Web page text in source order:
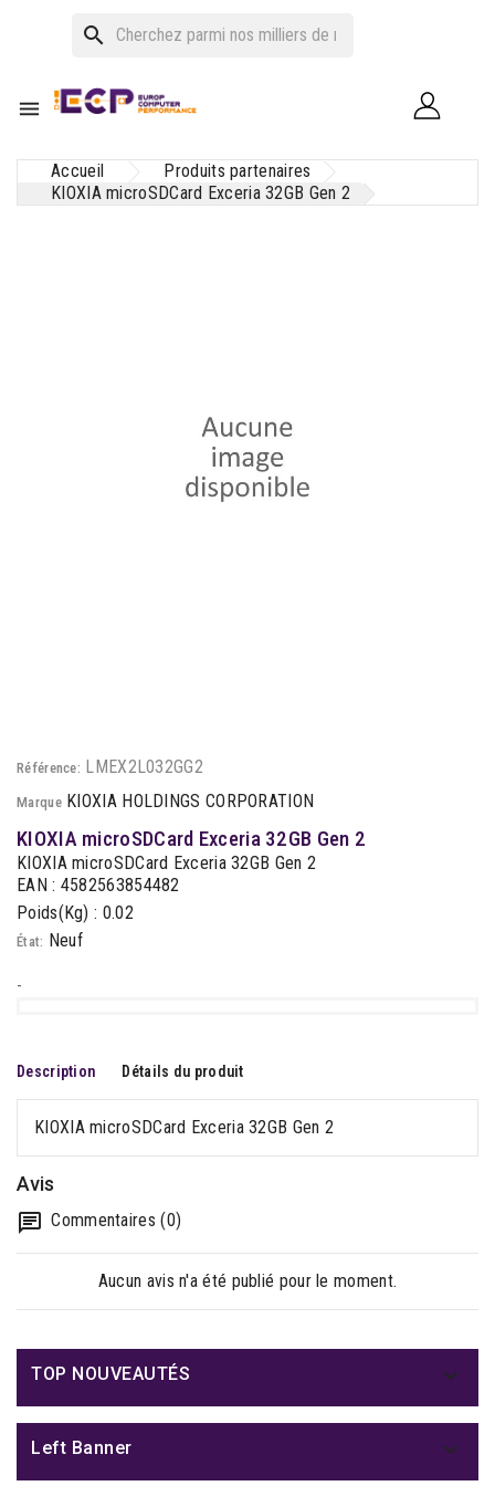
search

Accueil
Produits partenaires
KIOXIA microSDCard Exceria 32GB Gen 2
Référence: LMEX2L032GG2
Marque KIOXIA HOLDINGS CORPORATION
KIOXIA microSDCard Exceria 32GB Gen 2
KIOXIA microSDCard Exceria 32GB Gen 2
EAN : 4582563854482
Poids(Kg) : 0.02
État: Neuf
-
Description Détails du produit
KIOXIA microSDCard Exceria 32GB Gen 2
Avis
Commentaires (0)
Aucun avis n'a été publié pour le moment.
TOP NOUVEAUTÉS 
Left Banner 